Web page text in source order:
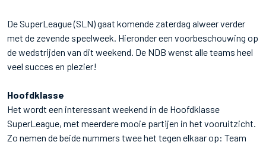
De SuperLeague (SLN) gaat komende zaterdag alweer verder
met de zevende speelweek. Hieronder een voorbeschouwing op
de wedstrijden van dit weekend. De NDB wenst alle teams heel
veel succes en plezier!
Hoofdklasse
Het wordt een interessant weekend in de Hoofdklasse
SuperLeague, met meerdere mooie partijen in het vooruitzicht.
Zo nemen de beide nummers twee het tegen elkaar op: Team